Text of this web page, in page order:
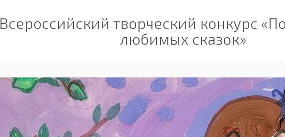
Всероссийский творческий конкурс
любимых сказок»